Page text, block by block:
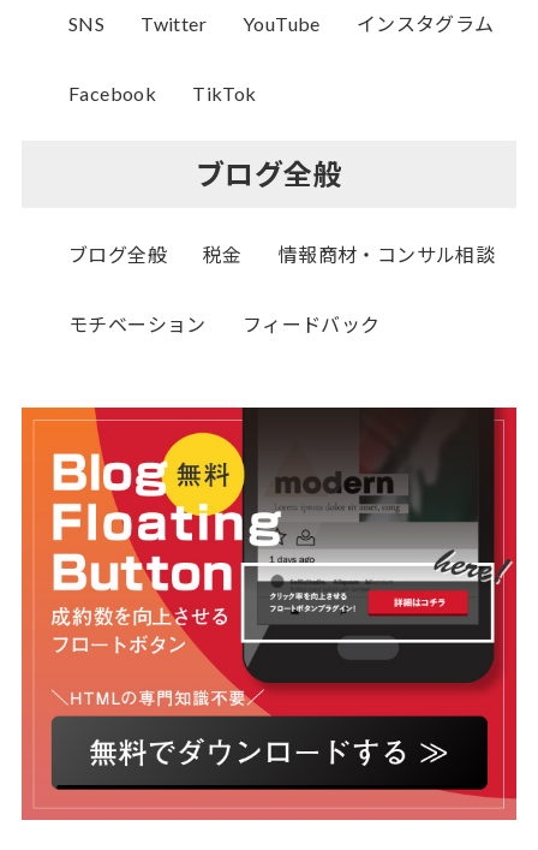
SNS Twitter YouTube インスタグラム
Facebook TikTok
ブログ全般
ブログ全般 税金 情報商材・コンサル相談
モチベーション フィードバック